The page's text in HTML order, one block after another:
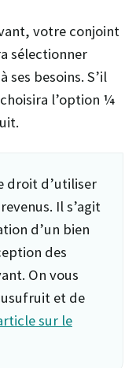
votre conjoint
sélectionner
ses besoins. S’il
l’option ¼
droit d’utiliser
Il s’agit
d’un bien
des
On vous
et de
sur le